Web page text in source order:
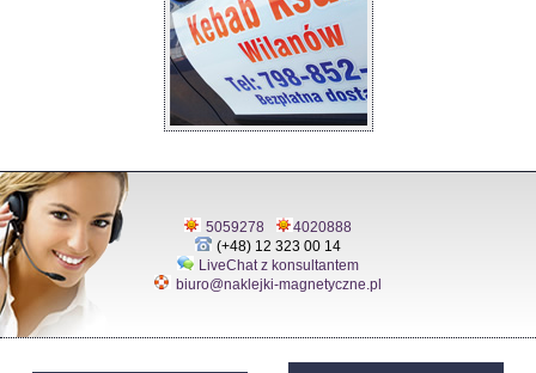
5059278
4020888
(+48) 12 323 00 14
LiveChat z konsultantem
biuro@naklejki-magnetyczne.pl